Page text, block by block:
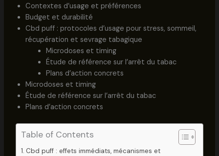
Contextes d’usage et préférences
Budget et durabilité
Cbd puff : protocoles d’usage pour stress, sommeil,
récupération et sevrage tabagique
Microdoses et timing
Étude de référence sur l’arrêt du tabac
Plans d’action concrets
Microdoses et timing
Étude de référence sur l’arrêt du tabac
Plans d’action concrets
Table of Contents
Cbd puff : effets immédiats, mécanismes et